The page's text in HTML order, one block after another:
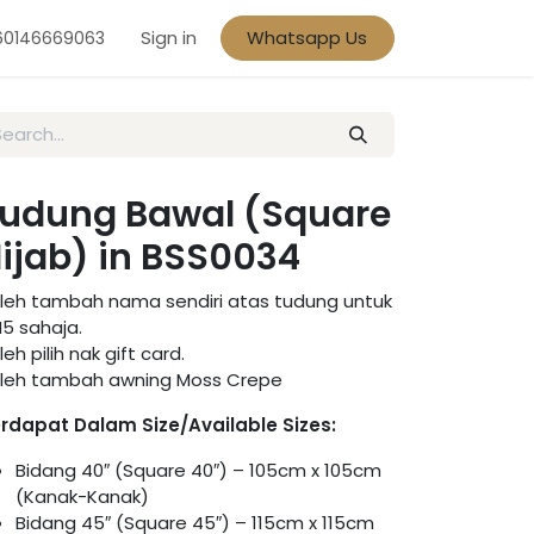
Sign in Whatsapp Us
Bawal (Square
in BSS0034
tambah nama sendiri atas tudung untuk
sahaja.
pilih nak gift card.
tambah awning Moss Crepe
Dalam Size/Available Sizes:
Bidang 40″ (Square 40″) – 105cm x 105cm
(Kanak-Kanak)
Bidang 45″ (Square 45″) – 115cm x 115cm